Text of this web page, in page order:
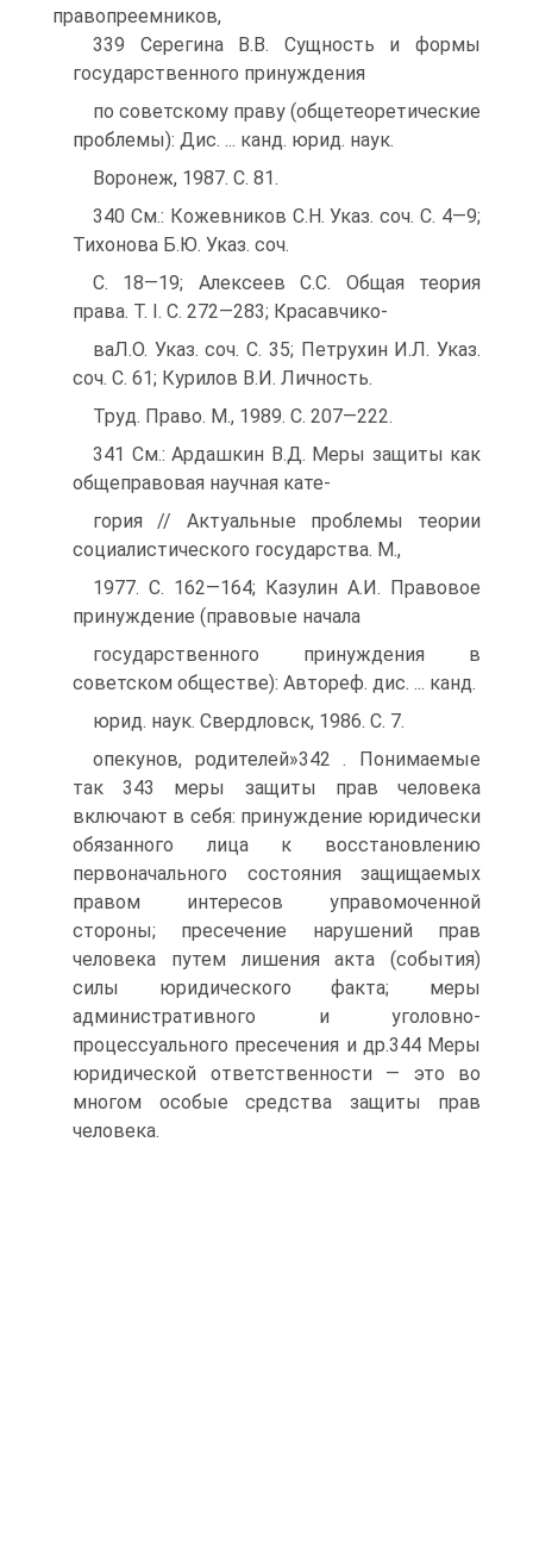
правопреемников,
339 Серегина В.В. Сущность и формы
государственного принуждения
по советскому праву (общетеоретические
проблемы): Дис. ... канд. юрид. наук.
Воронеж, 1987. С. 81.
340 См.: Кожевников С.Н. Указ. соч. С. 4—9;
Тихонова Б.Ю. Указ. соч.
С. 18—19; Алексеев С.С. Общая теория
права. T. I. С. 272—283; Красавчико-
ваЛ.О. Указ. соч. С. 35; Петрухин И.Л. Указ.
соч. С. 61; Курилов В.И. Личность.
Труд. Право. М., 1989. С. 207—222.
341 См.: Ардашкин В.Д. Меры защиты как
общеправовая научная кате-
гория // Актуальные проблемы теории
социалистического государства. М.,
1977. С. 162—164; Казулин А.И. Правовое
принуждение (правовые начала
государственного принуждения в
советском обществе): Автореф. дис. ... канд.
юрид. наук. Свердловск, 1986. С. 7.
опекунов, родителей»342 . Понимаемые
так 343 меры защиты прав человека
включают в себя: принуждение юридически
обязанного лица к восстановлению
первоначального состояния защищаемых
правом интересов управомоченной
стороны; пресечение нарушений прав
человека путем лишения акта (события)
силы юридического факта; меры
административного и уголовно-
процессуального пресечения и др.344 Меры
юридической ответственности — это во
многом особые средства защиты прав
человека.